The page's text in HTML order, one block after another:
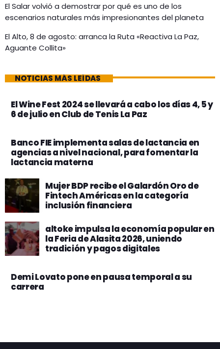
El Salar volvió a demostrar por qué es uno de los
escenarios naturales más impresionantes del planeta
El Alto, 8 de agosto: arranca la Ruta «Reactiva La Paz,
Aguante Collita»
NOTICIAS MÁS LEÍDAS
El Wine Fest 2024 se llevará a cabo los días 4, 5 y
6 de julio en Club de Tenis La Paz
Banco FIE implementa salas de lactancia en
agencias a nivel nacional, para fomentar la
lactancia materna
Mujer BDP recibe el Galardón Oro de
Fintech Américas en la categoría
inclusión financiera
altoke impulsa la economía popular en
la Feria de Alasita 2026, uniendo
tradición y pagos digitales
Demi Lovato pone en pausa temporal a su
carrera